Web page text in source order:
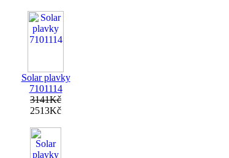
Solar plavky
7101114
3141Kč
2513Kč